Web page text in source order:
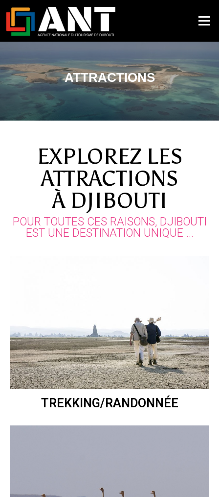
Menu
ATTRACTIONS
EXPLOREZ LES
ATTRACTIONS
À DJIBOUTI
POUR TOUTES CES RAISONS, DJIBOUTI
EST UNE DESTINATION UNIQUE ...
TREKKING/RANDONNÉE